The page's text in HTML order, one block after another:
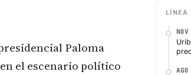
Paloma
el escenario político
LÍNEA